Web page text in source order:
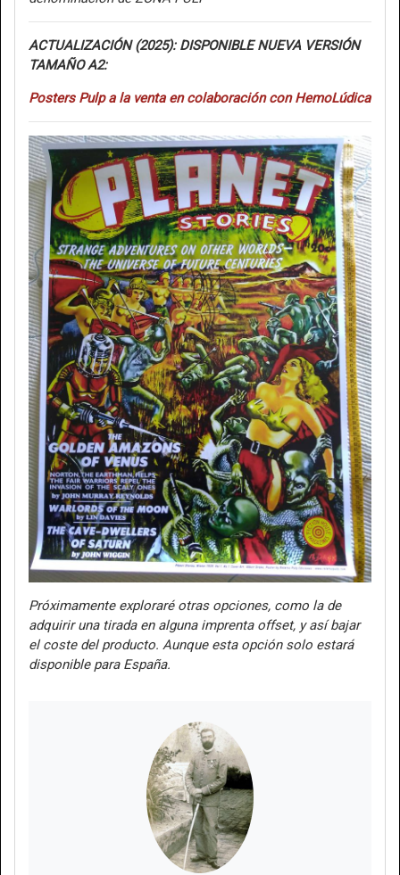
ACTUALIZACIÓN (2025): DISPONIBLE NUEVA VERSIÓN
TAMAÑO A2:
Posters Pulp a la venta en colaboración con HemoLúdica
Próximamente exploraré otras opciones, como la de
adquirir una tirada en alguna imprenta offset, y así bajar
el coste del producto. Aunque esta opción solo estará
disponible para España.